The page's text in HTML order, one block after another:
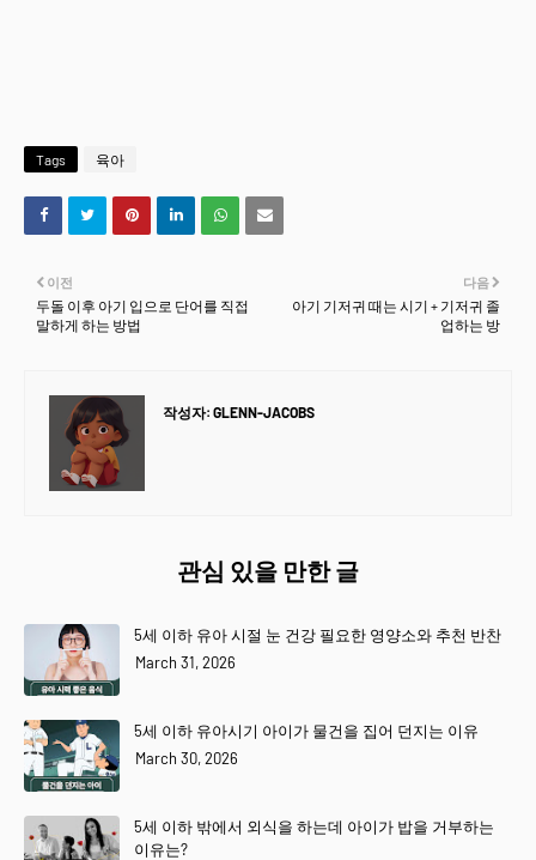
Tags 육아
다음
아기 기저귀 때는 시기 + 기저귀 졸
업하는 방
이전
두돌 이후 아기 입으로 단어를 직접
말하게 하는 방법
작성자: GLENN-JACOBS
관심 있을 만한 글
5세 이하 유아 시절 눈 건강 필요한 영양소와 추천 반찬
March 31, 2026
5세 이하 유아시기 아이가 물건을 집어 던지는 이유
March 30, 2026
5세 이하 밖에서 외식을 하는데 아이가 밥을 거부하는
이유는?